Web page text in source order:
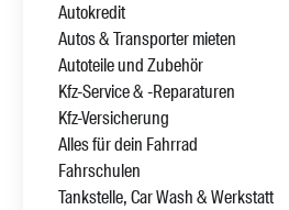
Autokredit
Autos & Transporter mieten
Autoteile und Zubehör
Kfz-Service & -Reparaturen
Kfz-Versicherung
Alles für dein Fahrrad
Fahrschulen
Tankstelle, Car Wash & Werkstatt